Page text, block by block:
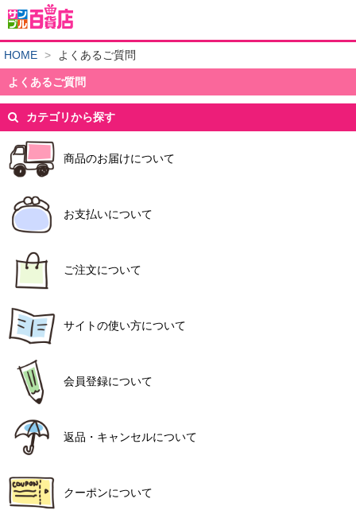
HOME > よくあるご質問
よくあるご質問
カテゴリから探す
商品のお届けについて
お支払いについて
ご注文について
サイトの使い方について
会員登録について
返品・キャンセルについて
クーポンについて